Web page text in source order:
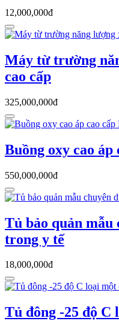
12,000,000đ
Máy từ trường
cao cấp
325,000,000đ
Buồng oxy cao áp
550,000,000đ
Tủ bảo quản mẫu
trong y tế
18,000,000đ
Tủ đông -25 độ C